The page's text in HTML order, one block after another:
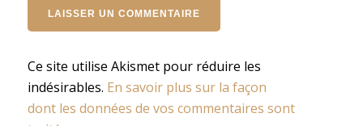
Ce site utilise Akismet pour réduire les
indésirables. En savoir plus sur la façon
dont les données de vos commentaires sont